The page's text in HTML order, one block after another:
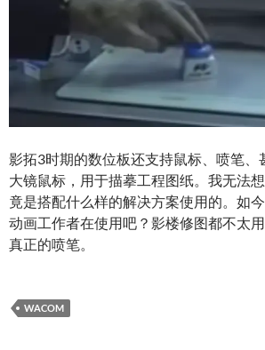
影拓3时期的数位板还支持鼠标、喷笔、
大镜鼠标，用于描摹工程图纸。我无法
竟是搭配什么样的解决方案使用的。如
动画工作者在使用吧？影楼修图都不太
真正的喷笔。
WACOM